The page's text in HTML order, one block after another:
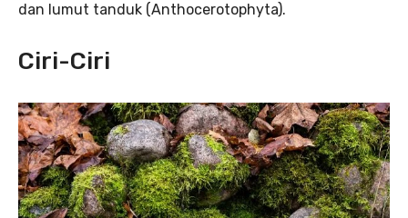
dan lumut tanduk (Anthocerotophyta).
Ciri-Ciri